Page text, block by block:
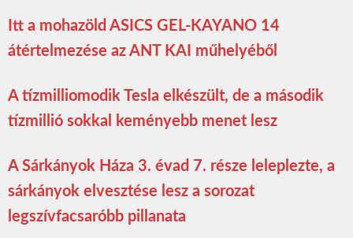
Itt a mohazöld ASICS GEL-KAYANO 14
átértelmezése az ANT KAI műhelyéből
A tízmilliomodik Tesla elkészült, de a második
tízmillió sokkal keményebb menet lesz
A Sárkányok Háza 3. évad 7. része leleplezte, a
sárkányok elvesztése lesz a sorozat
legszívfacsaróbb pillanata